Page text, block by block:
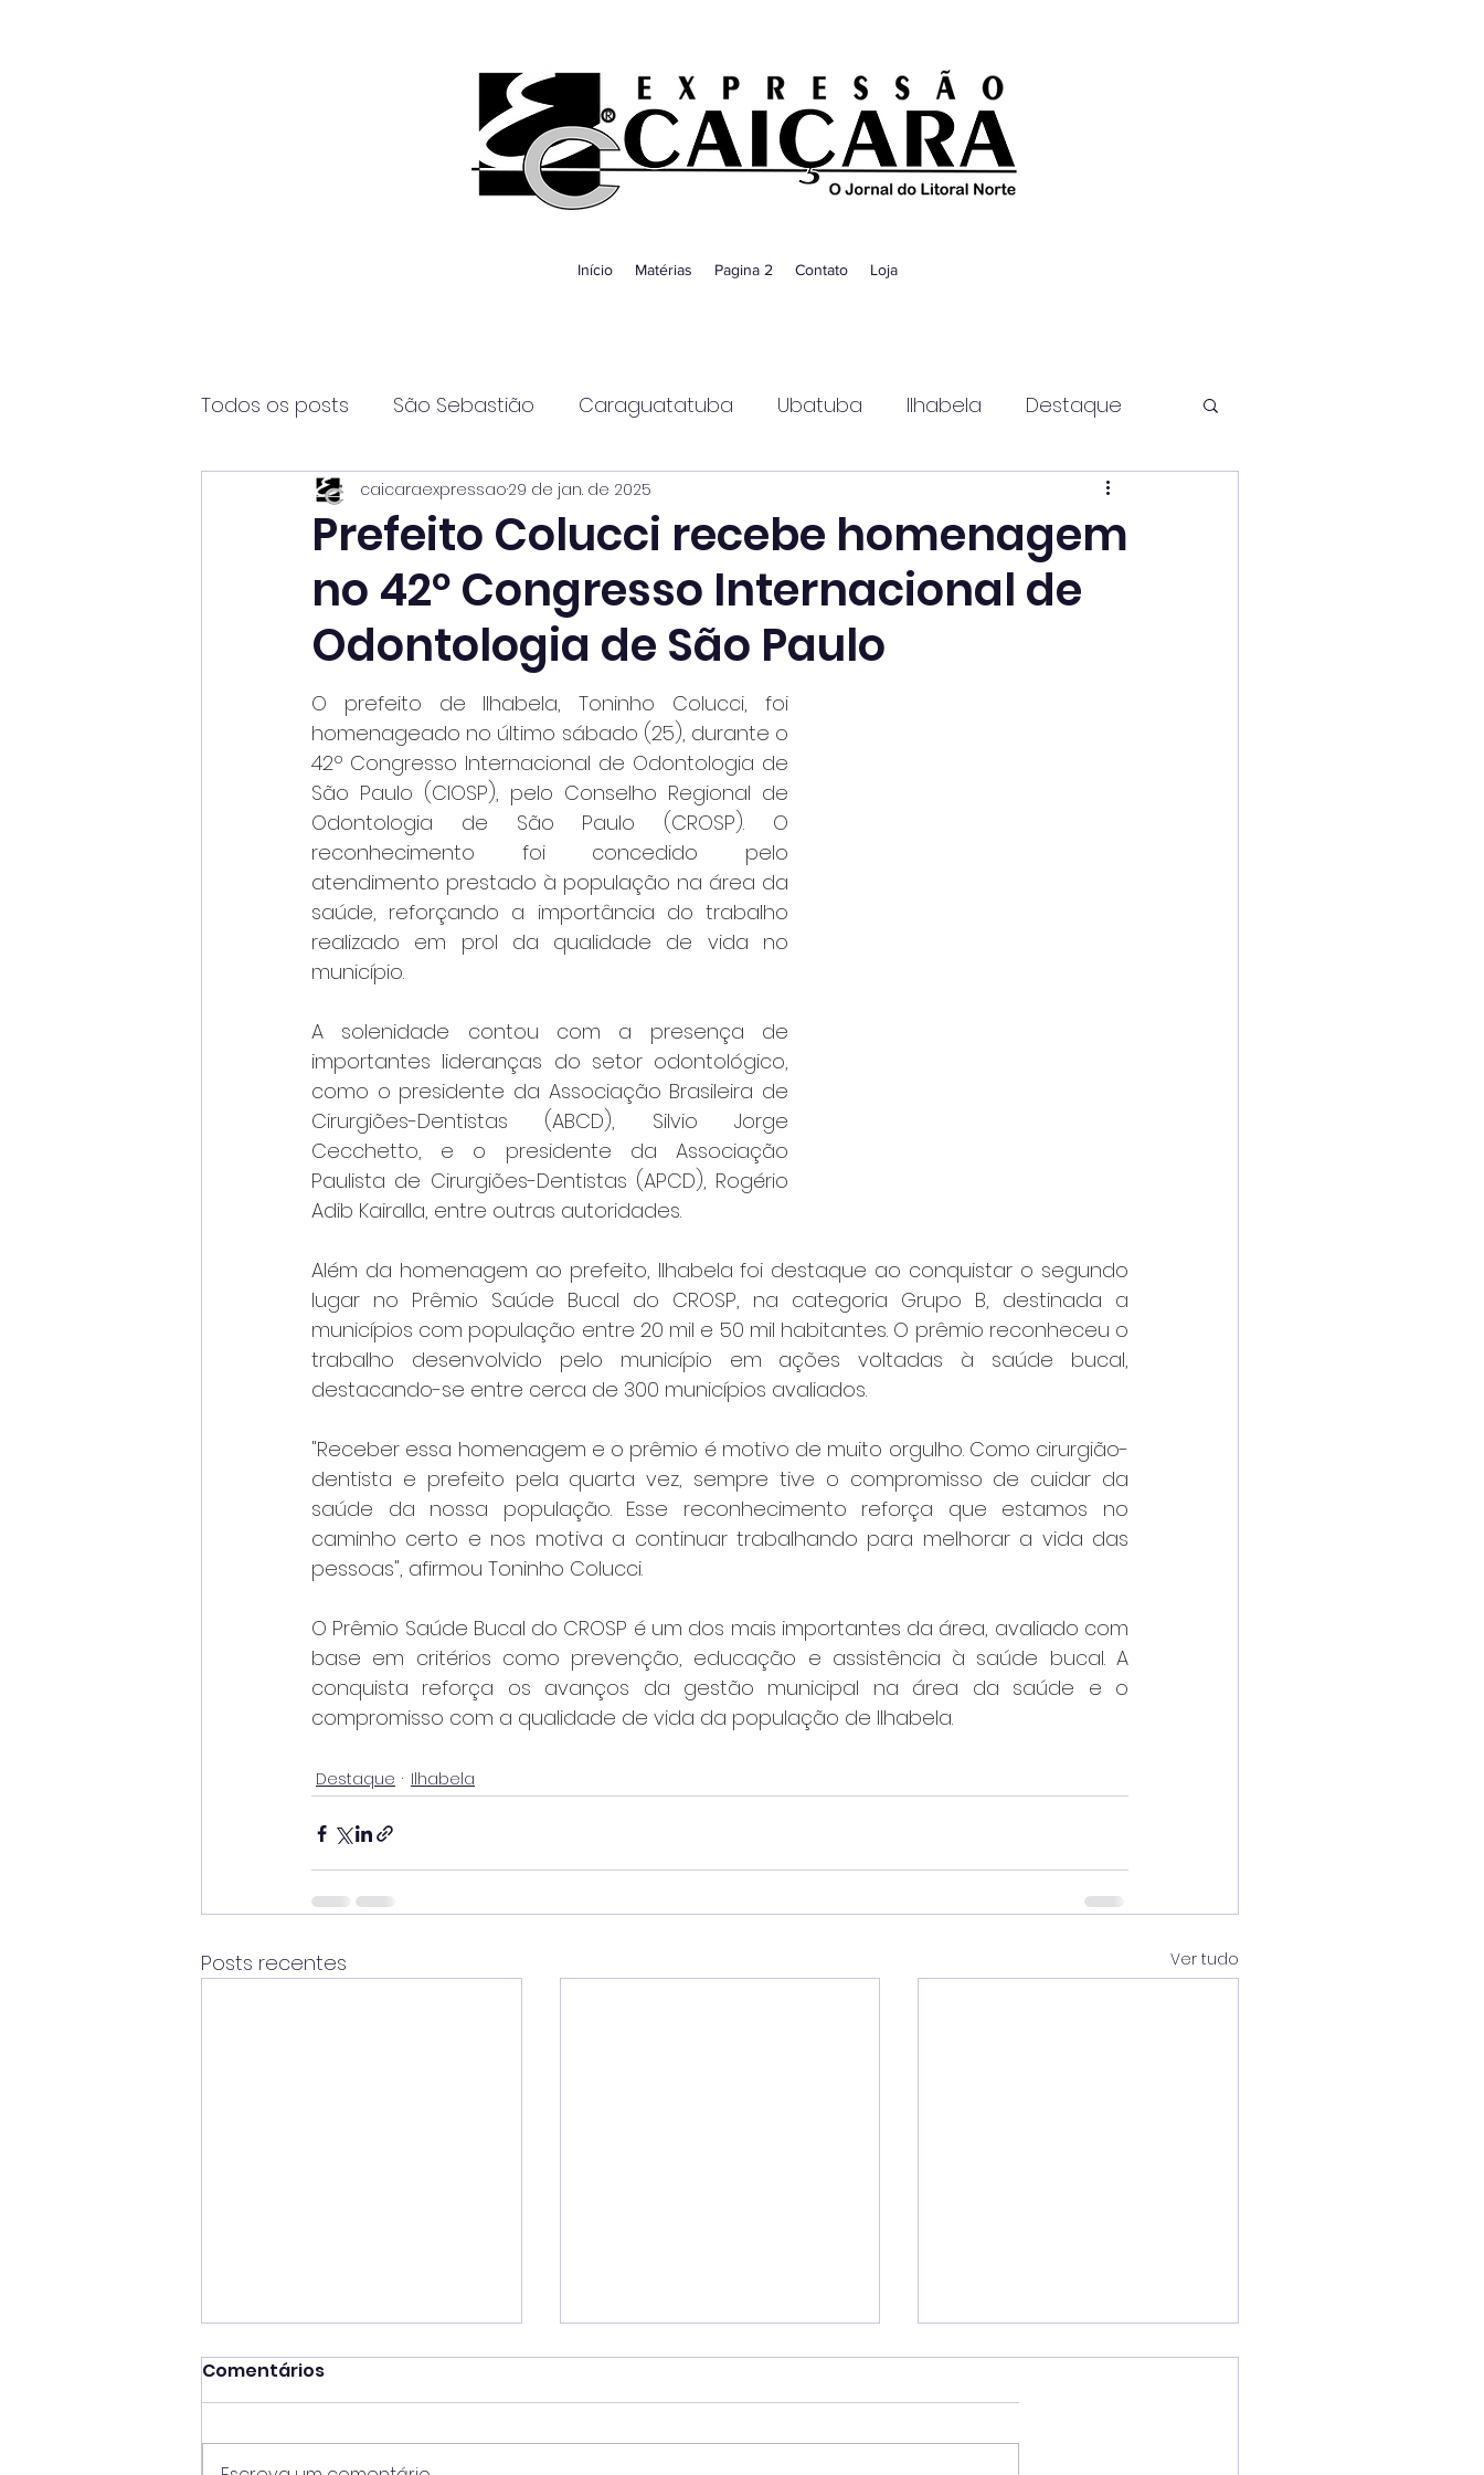
Início Matérias Pagina 2 Contato Loja
Todos os posts São Sebastião Caraguatatuba Ubatuba Ilhabela Destaque
Página2 Itanhaém Guaratinguetá
Prefeito Colucci recebe homenagem
no 42º Congresso Internacional de
Odontologia de São Paulo
caicaraexpressao29 de jan. de 2025
O prefeito de Ilhabela, Toninho Colucci, foi
homenageado no último sábado (25), durante o
42º Congresso Internacional de Odontologia de
São Paulo (CIOSP), pelo Conselho Regional de
Odontologia de São Paulo (CROSP). O
reconhecimento foi concedido pelo
atendimento prestado à população na área da
saúde, reforçando a importância do trabalho
realizado em prol da qualidade de vida no
município.
A solenidade contou com a presença de
importantes lideranças do setor odontológico,
como o presidente da Associação Brasileira de
Cirurgiões-Dentistas (ABCD), Silvio Jorge
Cecchetto, e o presidente da Associação
Paulista de Cirurgiões-Dentistas (APCD), Rogério
Adib Kairalla, entre outras autoridades.
Além da homenagem ao prefeito, Ilhabela foi destaque ao conquistar o segundo
lugar no Prêmio Saúde Bucal do CROSP, na categoria Grupo B, destinada a
municípios com população entre 20 mil e 50 mil habitantes. O prêmio reconheceu o
trabalho desenvolvido pelo município em ações voltadas à saúde bucal,
destacando-se entre cerca de 300 municípios avaliados.
"Receber essa homenagem e o prêmio é motivo de muito orgulho. Como cirurgião-
dentista e prefeito pela quarta vez, sempre tive o compromisso de cuidar da
saúde da nossa população. Esse reconhecimento reforça que estamos no
caminho certo e nos motiva a continuar trabalhando para melhorar a vida das
pessoas", afirmou Toninho Colucci.
O Prêmio Saúde Bucal do CROSP é um dos mais importantes da área, avaliado com
base em critérios como prevenção, educação e assistência à saúde bucal. A
conquista reforça os avanços da gestão municipal na área da saúde e o
compromisso com a qualidade de vida da população de Ilhabela.
Destaque Ilhabela
Posts recentes Ver tudo
Comentários